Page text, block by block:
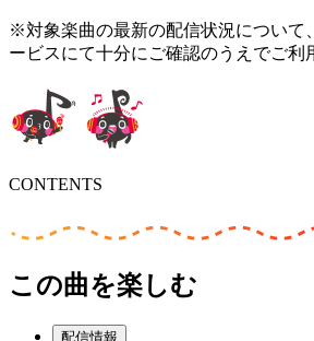
※対象楽曲の最新の配信状況について
ービスにて十分にご確認のうえでご利
CONTENTS
この曲を楽しむ
配信情報